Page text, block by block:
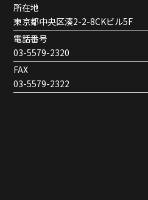
所在地
東京都中央区湊2-2-8CKビル5F
電話番号
03-5579-2320
FAX
03-5579-2322